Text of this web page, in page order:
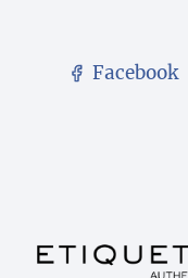
Facebook